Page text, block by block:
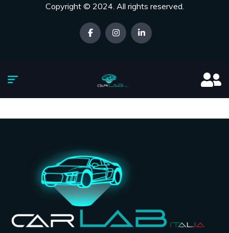
Copyright © 2024. All rights reserved.